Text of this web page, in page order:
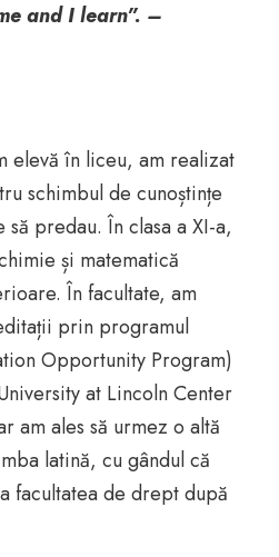
and I learn”. –
elevă în liceu, am realizat
schimbul de cunoștințe
predau. În clasa a XI-a,
și matematică
În facultate, am
prin programul
Opportunity Program)
at Lincoln Center
am ales să urmez o altă
latină, cu gândul că
facultatea de drept după